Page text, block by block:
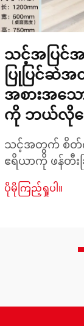
သင့်အပြ
ပြုပြင်ဆဲ
အစားအသေ
ကို ဘယ်လိုရွ
သင့်အတွက် စိတ်
ဧရိယာကို ဖန်တီးခ
ခု အိမ်တိုင်း၏ နှလုံ
ရွေးချယ်ခြင်း
ပိုမိုကြည့်ရှုပါ။